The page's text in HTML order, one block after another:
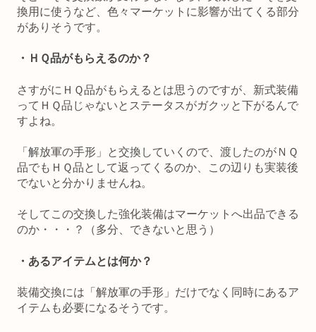
換用に使うなど、色々マーケットに影響が出てくる部分
がありそうです。
・ＨＱ品がもらえるのか？
さすがにＨＱ品がもらえるとは思うのですが、新式装備
ってＨＱ品じゃないとステータスがガクッと下がるんで
すよね。
「解放軍の手形」と交換していくので、渡したのがＮＱ
品でもＨＱ品として返ってくるのか、この辺りも実装後
でないと分かりませんね。
そしてこの交換した強化装備はマーケットへ出品できる
のか・・・？（多分、できないと思う）
・あるアイテムとは何か？
装備交換には「解放軍の手形」だけでなく同時にあるア
イテムも必要になるそうです。